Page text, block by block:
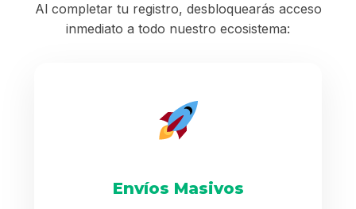
Al completar tu registro, desbloquearás acceso
inmediato a todo nuestro ecosistema:
Envíos Masivos